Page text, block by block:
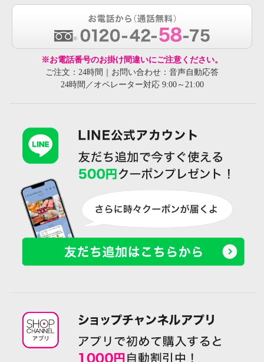
※お電話番号のお掛け間違いにご注意ください。
ご注文：24時間｜お問い合わせ：音声自動応答
24時間／オペレーター対応 9:00～21:00